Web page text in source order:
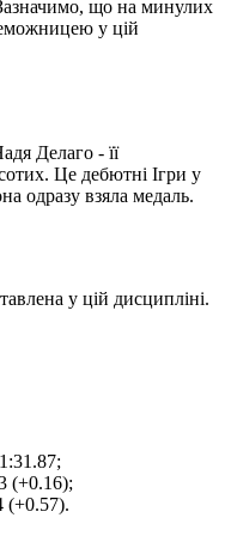
що на минулих
у цій
Делаго - її
Це дебютні Ігри у
одразу взяла медаль.
​​у цій дисципліні.
(+0.16);
(+0.57).